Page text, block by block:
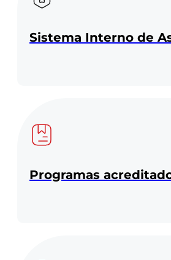
Sistema Interno de
Programas